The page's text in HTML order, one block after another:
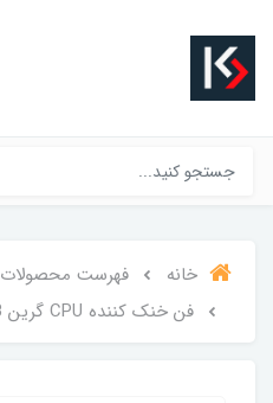
خانه
فهرست محصولات
فن خنک کننده CPU گرین Green NOTUS 95-RGB